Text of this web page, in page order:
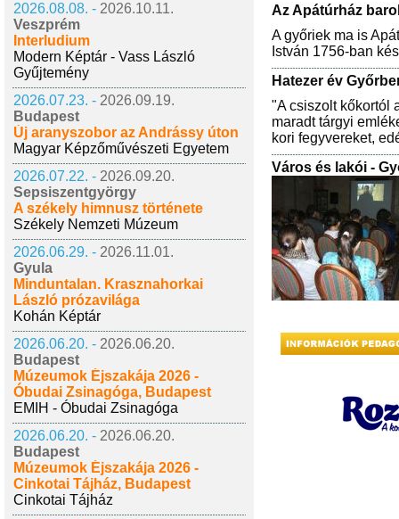
2026.08.08. - 2026.10.11.
Veszprém
Interludium
Modern Képtár - Vass László
Gyűjtemény
2026.07.23. - 2026.09.19.
Budapest
Új aranyszobor az Andrássy úton
Magyar Képzőművészeti Egyetem
2026.07.22. - 2026.09.20.
Sepsiszentgyörgy
A székely himnusz története
Székely Nemzeti Múzeum
2026.06.29. - 2026.11.01.
Gyula
Minduntalan. Krasznahorkai
László prózavilága
Kohán Képtár
2026.06.20. - 2026.06.20.
Budapest
Múzeumok Éjszakája 2026 -
Óbudai Zsinagóga, Budapest
EMIH - Óbudai Zsinagóga
2026.06.20. - 2026.06.20.
Budapest
Múzeumok Éjszakája 2026 -
Cinkotai Tájház, Budapest
Cinkotai Tájház
Az Apátúrház
A győriek ma is
István 1756-ban
Hatezer év
"A csiszolt kőkortól
maradt tárgyi
kori fegyvereket,
Város és lakói -